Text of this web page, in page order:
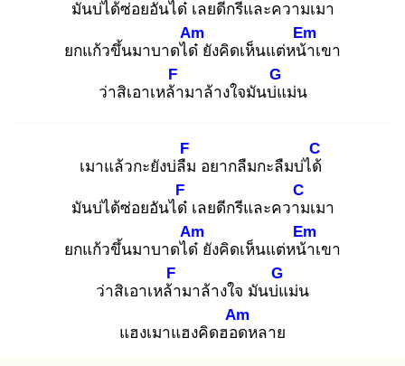
มันบ่ได้ซ่อยอันได๋ เลยดีกรีและความเมา
ยกแก้วขึ้นมาบาดได๋
Am
ยังคิดเห็นแต่หน้า
Em
เขา
ว่าสิเอาเหล้า
F
มาล้างใจมันบ่แ
G
ม่น
เมาแล้วกะยังบ่ลืม
F
อยากลืมกะลืมบ่ได้
C
มันบ่ได้ซ่อยอันได๋
F
เลยดีกรีและความ
C
เมา
ยกแก้วขึ้นมาบาดได๋
Am
ยังคิดเห็นแต่หน้า
Em
เขา
ว่าสิเอาเหล้า
F
มาล้างใจ มันบ่แ
G
ม่น
แฮงเมาแฮงคิดฮอด
Am
หลาย